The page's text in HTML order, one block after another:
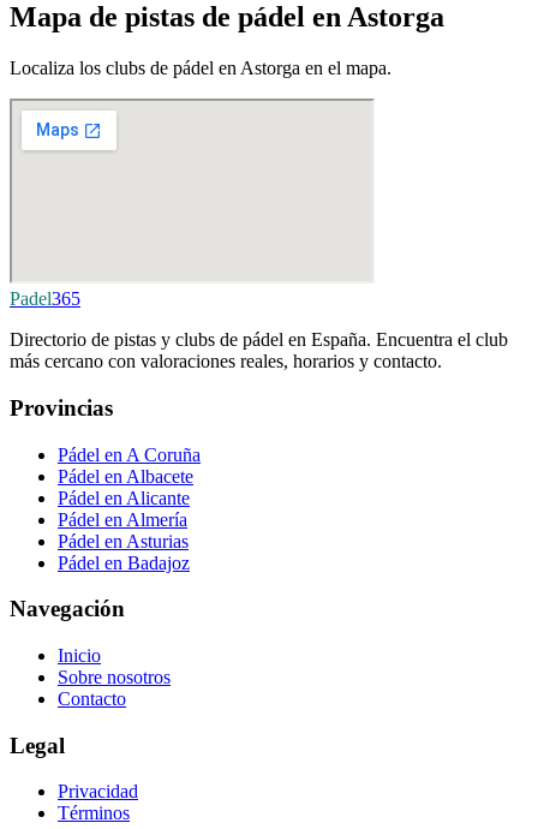
Mapa de pistas de pádel en Astorga
Localiza los clubs de pádel en Astorga en el mapa.
Padel365
Directorio de pistas y clubs de pádel en España. Encuentra el club
más cercano con valoraciones reales, horarios y contacto.
Provincias
Pádel en A Coruña
Pádel en Albacete
Pádel en Alicante
Pádel en Almería
Pádel en Asturias
Pádel en Badajoz
Navegación
Inicio
Sobre nosotros
Contacto
Legal
Privacidad
Términos